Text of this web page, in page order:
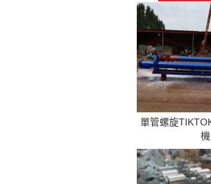
單管螺旋
機